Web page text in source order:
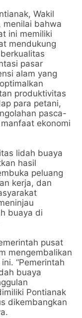
Wakil
menilai bahwa
ini memiliki
mendukung
pasar
alam yang
produktivitas
para petani,
pasca-
ekonomi
lidah buaya
hasil
peluang
kerja, dan
buaya di
pusat
mengembalikan
“Pemerintah
buaya
Pontianak
dikembangkan